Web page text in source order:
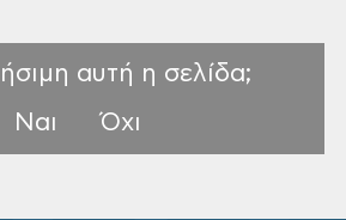
αυτή η σελίδα;
Ναι
Όχι